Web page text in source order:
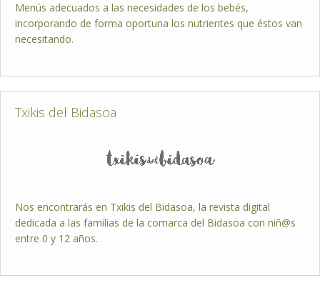
Menús adecuados a las necesidades de los bebés,
incorporando de forma oportuna los nutrientes que éstos van
necesitando.
Txikis del Bidasoa
Nos encontrarás en Txikis del Bidasoa, la revista digital
dedicada a las familias de la comarca del Bidasoa con niñ@s
entre 0 y 12 años.